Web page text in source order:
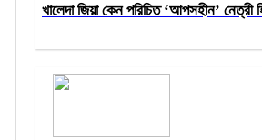
খালেদা জিয়া কেন পরিচিত ‘আপসহীন’ নেত্রী